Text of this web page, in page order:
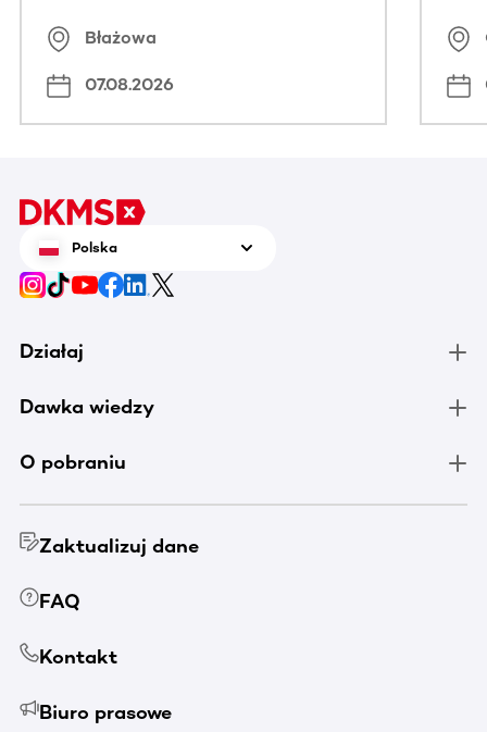
Błażowa
07.08.2026
Polska
Działaj
Dawka wiedzy
O pobraniu
Zaktualizuj dane
FAQ
Kontakt
Biuro prasowe